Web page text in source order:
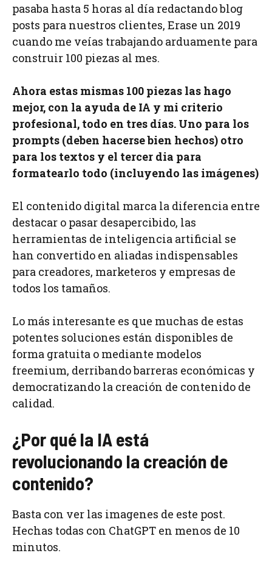
pasaba hasta 5 horas al día redactando blog
posts para nuestros clientes, Erase un 2019
cuando me veías trabajando arduamente para
construir 100 piezas al mes.
Ahora estas mismas 100 piezas las hago
mejor, con la ayuda de IA y mi criterio
profesional, todo en tres días. Uno para los
prompts (deben hacerse bien hechos) otro
para los textos y el tercer dia para
formatearlo todo (incluyendo las imágenes)
El contenido digital marca la diferencia entre
destacar o pasar desapercibido, las
herramientas de inteligencia artificial se
han convertido en aliadas indispensables
para creadores, marketeros y empresas de
todos los tamaños.
Lo más interesante es que muchas de estas
potentes soluciones están disponibles de
forma gratuita o mediante modelos
freemium, derribando barreras económicas y
democratizando la creación de contenido de
calidad.
¿Por qué la IA está
revolucionando la creación de
contenido?
Basta con ver las imagenes de este post.
Hechas todas con ChatGPT en menos de 10
minutos.